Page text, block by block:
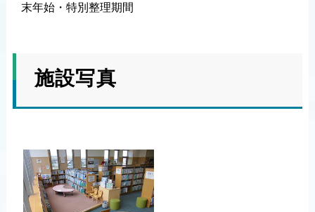
末年始・特別整理期間
施設写真